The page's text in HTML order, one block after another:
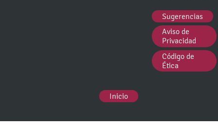
Sugerencias
Aviso de
Privacidad
Código de
Ética
Inicio